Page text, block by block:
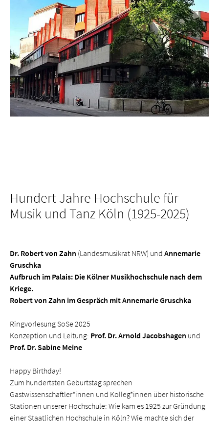
Hundert Jahre Hochschule für
Musik und Tanz Köln (1925-2025)
Dr. Robert von Zahn (Landesmusikrat NRW) und Annemarie
Gruschka
Aufbruch im Palais: Die Kölner Musikhochschule nach dem
Kriege.
Robert von Zahn im Gespräch mit Annemarie Gruschka
Ringvorlesung SoSe 2025
Konzeption und Leitung: Prof. Dr. Arnold Jacobshagen und
Prof. Dr. Sabine Meine
Happy Birthday!
Zum hundertsten Geburtstag sprechen
Gastwissenschaftler*innen und Kolleg*innen über historische
Stationen unserer Hochschule: Wie kam es 1925 zur Gründung
einer Staatlichen Hochschule in Köln? Wie machte sich der